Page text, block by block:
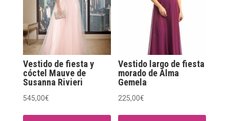
pueden
en
página
de
producto
Vestido de fiesta y
cóctel Mauve de
Susanna Rivieri
545,00€
Vestido largo de fiesta
morado de Alma
Gemela
225,00€